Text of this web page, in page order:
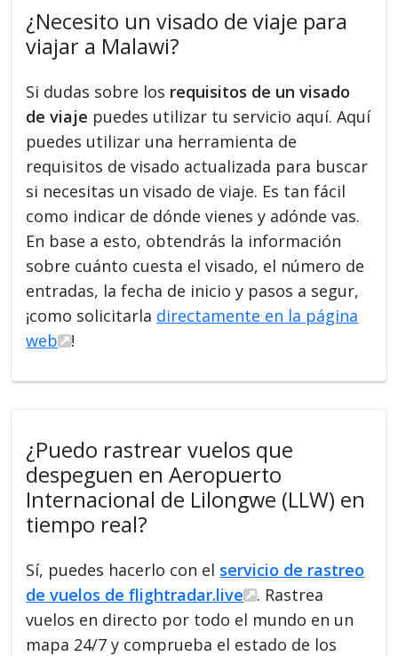
¿Necesito un visado de viaje para
viajar a Malawi?
Si dudas sobre los requisitos de un visado
de viaje puedes utilizar tu servicio aquí. Aquí
puedes utilizar una herramienta de
requisitos de visado actualizada para buscar
si necesitas un visado de viaje. Es tan fácil
como indicar de dónde vienes y adónde vas.
En base a esto, obtendrás la información
sobre cuánto cuesta el visado, el número de
entradas, la fecha de inicio y pasos a segur,
¡como solicitarla directamente en la página
web
!
¿Puedo rastrear vuelos que
despeguen en Aeropuerto
Internacional de Lilongwe (LLW) en
tiempo real?
Sí, puedes hacerlo con el servicio de rastreo
de vuelos de flightradar.live
. Rastrea
vuelos en directo por todo el mundo en un
mapa 24/7 y comprueba el estado de los